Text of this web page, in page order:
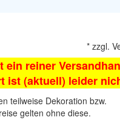
* zzgl.
ein reiner
ist (aktuell) leider
teilweise Dekoration bzw.
gelten ohne diese.